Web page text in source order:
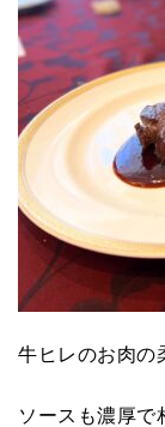
牛ヒレのお肉の
ソースも濃厚で